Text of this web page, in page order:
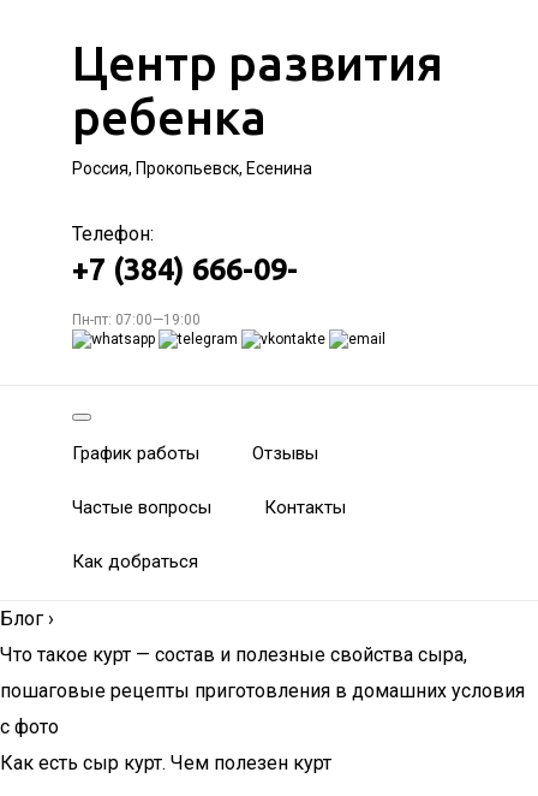
Центр развития
ребенка
Россия, Прокопьевск, Есенина
Телефон:
+7 (384) 666-09-
Пн-пт: 07:00—19:00
График работы Отзывы
Частые вопросы Контакты
Как добраться
Блог ›
Что такое курт — состав и полезные свойства сыра,
пошаговые рецепты приготовления в домашних условия
с фото
Как есть сыр курт. Чем полезен курт